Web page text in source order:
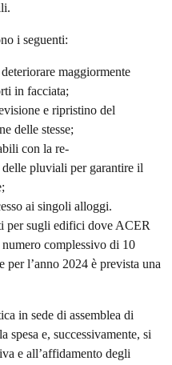
i seguenti:
maggiormente
in facciata;
e ripristino del
delle stesse;
con la re-
pluviali per garantire il
ai singoli alloggi.
per sugli edifici dove ACER
complessivo di 10
per l’anno 2024 è prevista una
in sede di assemblea di
spesa e, successivamente, si
e all’affidamento degli